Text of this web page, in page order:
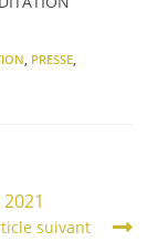
PRESSE
2021
suivant